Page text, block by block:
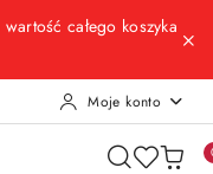
całego koszyka
Moje konto